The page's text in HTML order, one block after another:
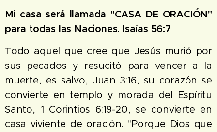
Mi casa será llamada "CASA DE ORACIÓN"
para todas las Naciones. Isaías 56:7
Todo aquel que cree que Jesús murió por
sus pecados y resucitó para vencer a la
muerte, es salvo, Juan 3:16, su corazón se
convierte en templo y morada del Espíritu
Santo, 1 Corintios 6:19-20, se convierte en
casa viviente de oración. "Porque Dios que